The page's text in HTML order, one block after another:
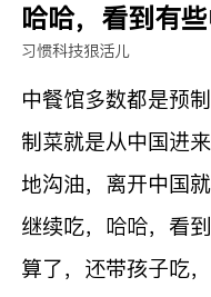
哈哈，看到有
习惯科技狠活儿
中餐馆多数都是预
制菜就是从中国进
地沟油，离开中国
继续吃，哈哈，看
算了，还带孩子吃